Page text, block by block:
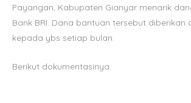
Payangan, Kabupaten Gianyar menarik
Bank BRI. Dana bantuan tersebut diberikan
kepada ybs setiap bulan.
Berikut dokumentasinya.